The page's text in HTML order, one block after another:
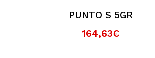
PUNTO S 5GR
164,63€